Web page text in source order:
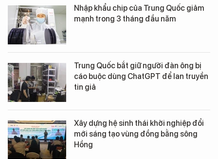
Nhập khẩu chip của Trung Quốc giảm
mạnh trong 3 tháng đầu năm
Trung Quốc bắt giữ người đàn ông bị
cáo buộc dùng ChatGPT để lan truyền
tin giả
Xây dựng hệ sinh thái khởi nghiệp đổi
mới sáng tạo vùng đồng bằng sông
Hồng